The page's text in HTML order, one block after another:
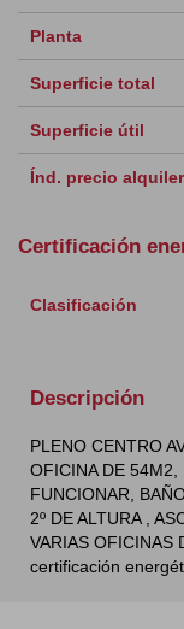
Planta
Superficie total
Superficie útil
Índ. precio alquiler
Certificación
Clasificación
Descripción
PLENO CENTRO
OFICINA DE 54M2,
FUNCIONAR,
2º DE ALTURA ,
VARIAS OFICINAS
certificación